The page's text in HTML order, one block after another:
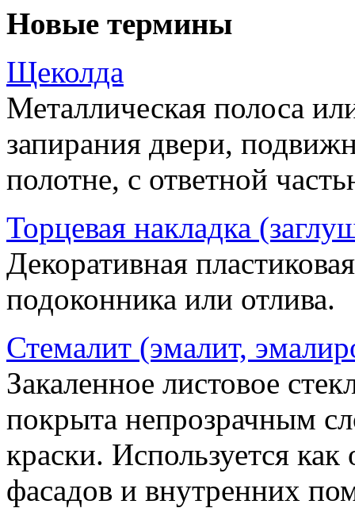
Новые термины
Щеколда
Металлическая полоса
запирания двери,
полотне, с ответной
Торцевая накладка
Декоративная
подоконника или отлива.
Стемалит (эмалит,
Закаленное листовое
покрыта непрозрачным
краски. Используется
фасадов и внутренних